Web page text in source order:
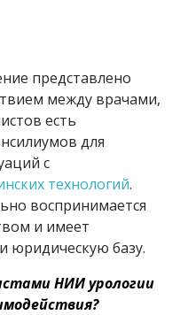
представлено
между врачами,
есть
для
с
технологий.
воспринимается
и имеет
юридическую базу.
НИИ урологии